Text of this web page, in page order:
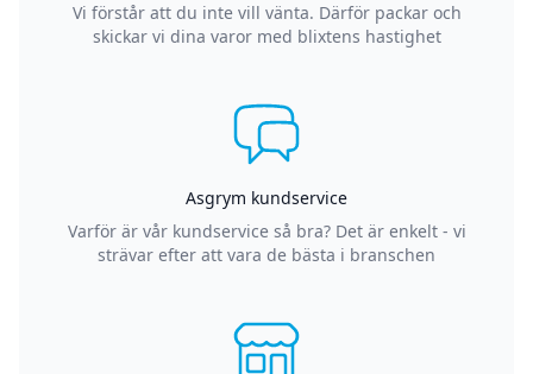
Vi förstår att du inte vill vänta. Därför packar och
skickar vi dina varor med blixtens hastighet
Asgrym kundservice
Varför är vår kundservice så bra? Det är enkelt - vi
strävar efter att vara de bästa i branschen